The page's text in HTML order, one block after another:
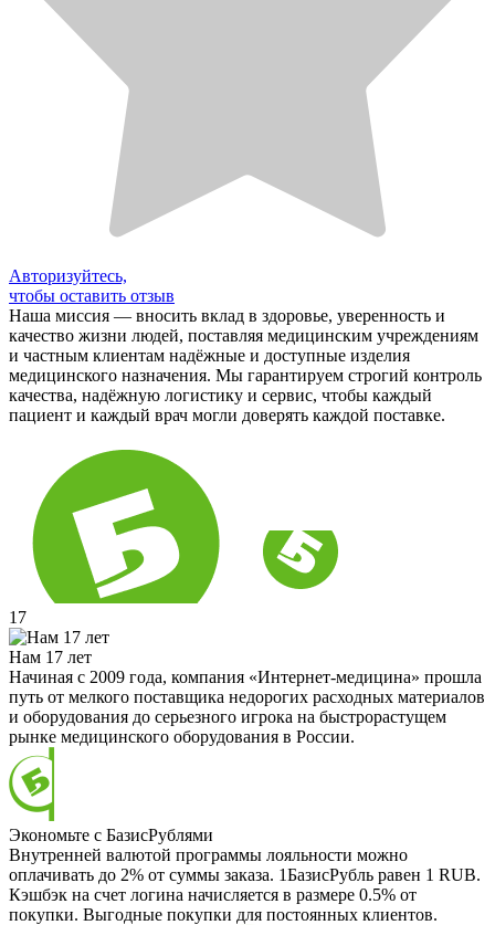
Авторизуйтесь,
чтобы оставить отзыв
Наша миссия — вносить вклад в здоровье, уверенность и
качество жизни людей, поставляя медицинским учреждениям
и частным клиентам надёжные и доступные изделия
медицинского назначения. Мы гарантируем строгий контроль
качества, надёжную логистику и сервис, чтобы каждый
пациент и каждый врач могли доверять каждой поставке.
17
Нам 17 лет
Начиная с 2009 года, компания «Интернет-медицина» прошла
путь от мелкого поставщика недорогих расходных материалов
и оборудования до серьезного игрока на быстрорастущем
рынке медицинского оборудования в России.
Экономьте с БазисРублями
Внутренней валютой программы лояльности можно
оплачивать до 2% от суммы заказа. 1БазисРубль равен 1 RUB.
Кэшбэк на счет логина начисляется в размере 0.5% от
покупки. Выгодные покупки для постоянных клиентов.